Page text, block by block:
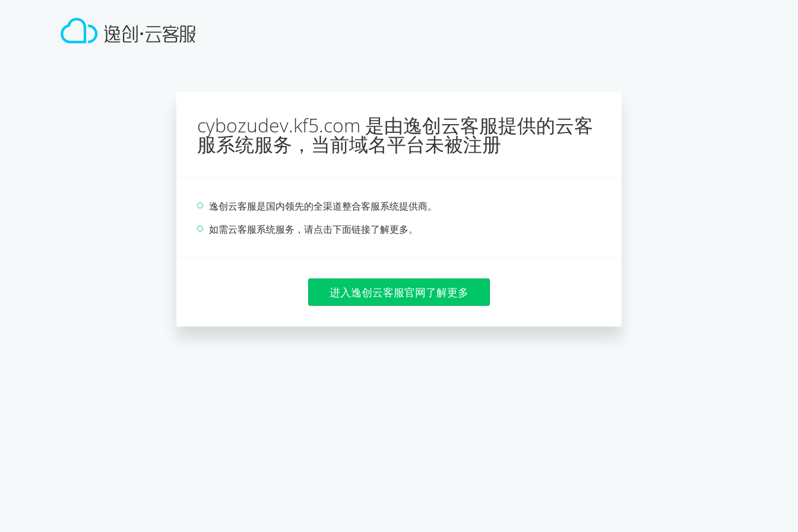
cybozudev.kf5.com 是由逸创云客服提供的云客
服系统服务，当前域名平台未被注册
逸创云客服是国内领先的全渠道整合客服系统提供商。
如需云客服系统服务，请点击下面链接了解更多。
进入逸创云客服官网了解更多